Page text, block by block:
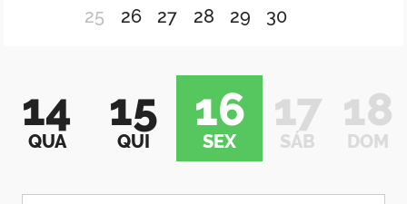
25
26 27 28 29 30
14
QUA
15
QUI
16
SEX
17
SÁB
18
DOM